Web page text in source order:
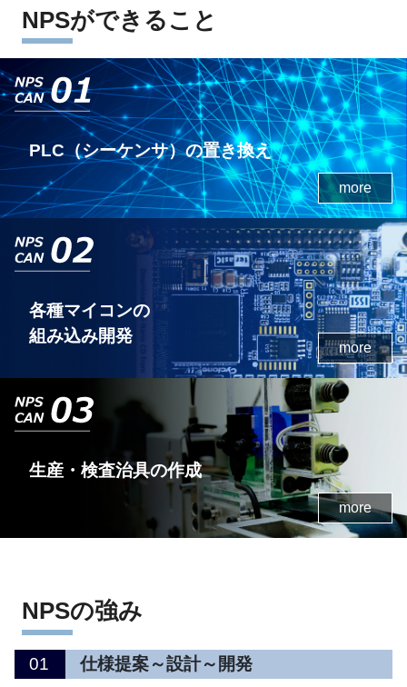
NPSができること
PLC（シーケンサ）の置き換え
more
各種マイコンの
組み込み開発
more
生産・検査治具の作成
more
NPSの強み
01 仕様提案～設計～開発